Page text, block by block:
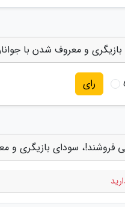
و معروف شدن با
رای
فروشند!، سودای بازیگری و